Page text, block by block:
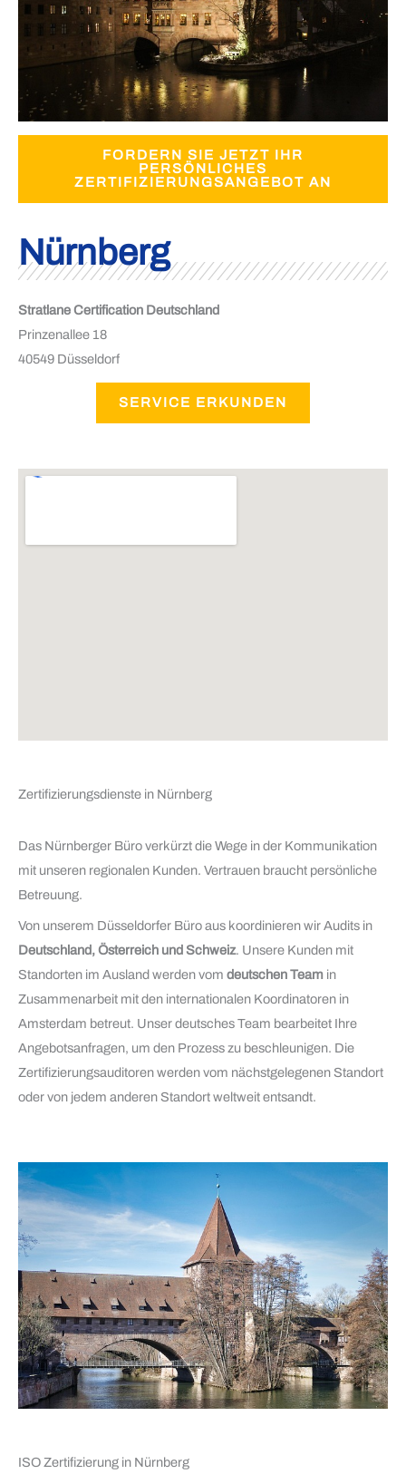
FORDERN SIE JETZT IHR
PERSÖNLICHES
ZERTIFIZIERUNGSANGEBOT AN
Nürnberg
Stratlane Certification Deutschland
Prinzenallee 18
40549 Düsseldorf
SERVICE ERKUNDEN
Zertifizierungsdienste in Nürnberg
Das Nürnberger Büro verkürzt die Wege in der Kommunikation
mit unseren regionalen Kunden. Vertrauen braucht persönliche
Betreuung.
Von unserem Düsseldorfer Büro aus koordinieren wir Audits in
Deutschland, Österreich und Schweiz. Unsere Kunden mit
Standorten im Ausland werden vom deutschen Team in
Zusammenarbeit mit den internationalen Koordinatoren in
Amsterdam betreut. Unser deutsches Team bearbeitet Ihre
Angebotsanfragen, um den Prozess zu beschleunigen. Die
Zertifizierungsauditoren werden vom nächstgelegenen Standort
oder von jedem anderen Standort weltweit entsandt.
ISO Zertifizierung in Nürnberg